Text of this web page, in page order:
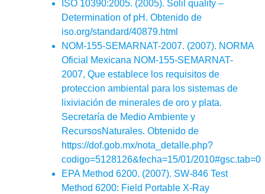
ISO 10390:2005. (2005). Solil quality –
Determination of pH. Obtenido de
iso.org/standard/40879.html
NOM-155-SEMARNAT-2007. (2007). NORMA
Oficial Mexicana NOM-155-SEMARNAT-
2007, Que establece los requisitos de
proteccion ambiental para los sistemas de
lixiviación de minerales de oro y plata.
Secretaría de Medio Ambiente y
RecursosNaturales. Obtenido de
https://dof.gob.mx/nota_detalle.php?
codigo=5128126&fecha=15/01/2010#gsc.tab=0
EPA Method 6200. (2007). SW-846 Test
Method 6200: Field Portable X-Ray